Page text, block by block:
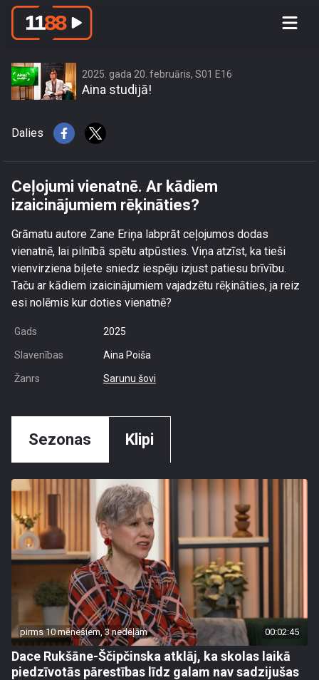
Ceļojumi vienatnē. Ar kādiem
2025. gada 20. februāris, S01 E16
Aina studijā!
Dalies
Ceļojumi vienatnē. Ar kādiem
izaicinājumiem rēķināties?
Grāmatu autore Zane Eriņa labprāt ceļojumos dodas
vienatnē, lai pilnībā spētu atpūsties. Viņa atzīst, ka tieši
vienvirziena biļete sniedz iespēju izjust patiesu brīvību.
Taču ar kādiem izaicinājumiem vajadzētu rēķināties, ja reiz
esi nolēmis kur doties vienatnē?
Gads 2025
Slavenības Aina Poiša
Žanrs Sarunu šovi
Sezonas Klipi
pirms 10 mēnešiem, 3 nedēļām 00:02:45
Dace Rukšāne-Ščipčinska atklāj, ka skolas laikā
piedzīvotās pārestības līdz galam nav sadzijušas